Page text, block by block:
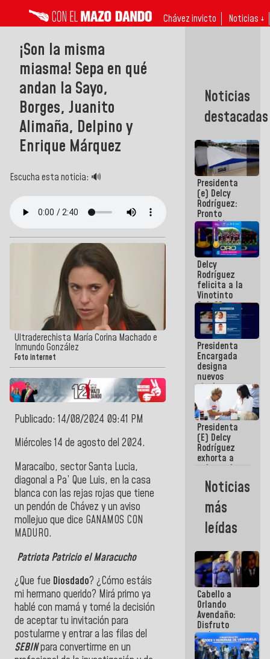
Chávez invicto Noticias ↓
¡Son la misma
miasma! Sepa en qué
andan la Sayo,
Borges, Juanito
Alimaña, Delpino y
Enrique Márquez
Escucha esta noticia: 🔊
Ultraderechista María Corina Machado e
Inmundo González
Foto internet
Publicado: 14/08/2024 09:41 PM
Miércoles 14 de agosto del 2024.
Maracaibo, sector Santa Lucia,
diagonal a Pa’ Que Luis, en la casa
blanca con las rejas rojas que tiene
un pendón de Chávez y un aviso
mollejuo que dice GANAMOS CON
MADURO.
Patriota Patricio el Maracucho
¿Que fue Diosdado? ¿Cómo estáis
mi hermano querido? Mirá primo ya
hablé con mamá y tomé la decisión
de aceptar tu invitación para
postularme y entrar a las filas del
SEBINpara convertirme en un
Noticias
destacadas
Presidenta
(e) Delcy
Rodríguez:
Pronto
restableceremos
las
operaciones
en el
Aeropuerto
Internacional
de
Maiquetía
Delcy
Rodríguez
felicita a la
Vinotinto
Sub 20
campeona
frente
México Sub
23 en los
Centroamericanos
Presidenta
Encargada
designa
nuevos
titulares en
Viceministerio
de Energía
Eléctrica y
CORPOELEC
Presidenta
(E) Delcy
Rodríguez
exhorta a
gobernadores
y alcaldes a
edificar
casas para
abuelos
Noticias
más
leídas
Cabello a
Orlando
Avendaño:
Disfruto
cada vez
que escribes
porque lo